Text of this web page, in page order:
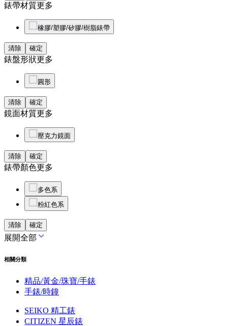
錶帶材質更多
橡膠/塑膠/矽膠/樹脂錶帶
清除 確定
錶盤形狀更多
圓形
清除 確定
鏡面材質更多
壓克力鏡面
清除 確定
錶帶顏色更多
多色系
粉紅色系
清除 確定
展開全部
相關分類
精品/黃金/珠寶/手錶
手錶/時鐘
SEIKO 精工錶
CITIZEN 星辰錶